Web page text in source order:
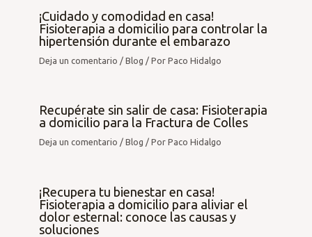
¡Cuidado y comodidad en casa!
Fisioterapia a domicilio para controlar la
hipertensión durante el embarazo
Deja un comentario /Blog / PorPaco Hidalgo
Recupérate sin salir de casa: Fisioterapia
a domicilio para la Fractura de Colles
Deja un comentario /Blog / PorPaco Hidalgo
¡Recupera tu bienestar en casa!
Fisioterapia a domicilio para aliviar el
dolor esternal: conoce las causas y
soluciones